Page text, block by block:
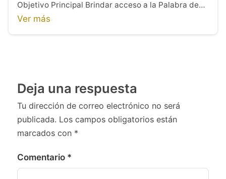
Objetivo Principal Brindar acceso a la Palabra de…
Ver más
Deja una respuesta
Tu dirección de correo electrónico no será
publicada. Los campos obligatorios están
marcados con *
Comentario *